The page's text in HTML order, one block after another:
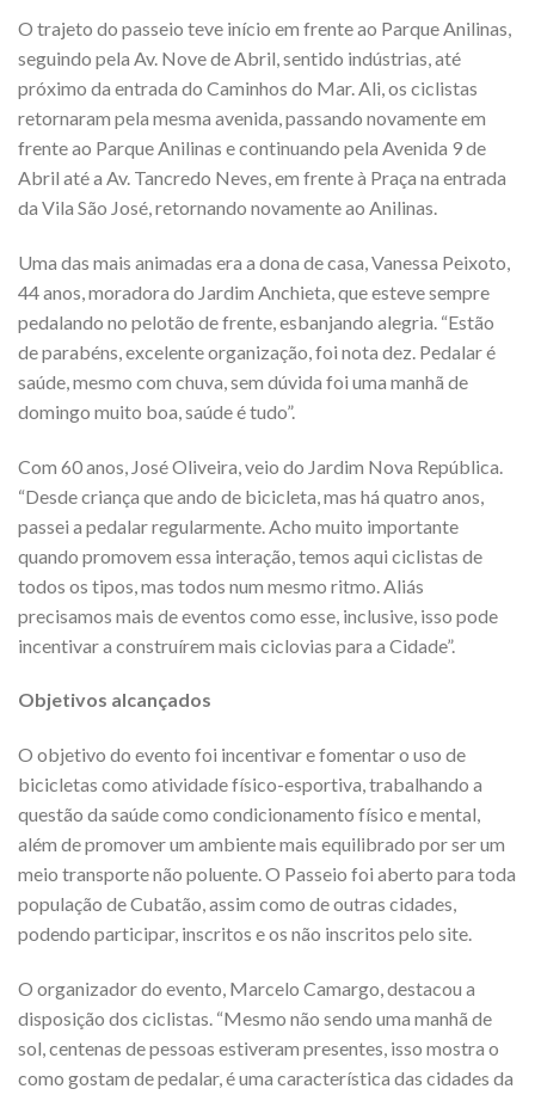
O trajeto do passeio teve início em frente ao Parque Anilinas,
seguindo pela Av. Nove de Abril, sentido indústrias, até
próximo da entrada do Caminhos do Mar. Ali, os ciclistas
retornaram pela mesma avenida, passando novamente em
frente ao Parque Anilinas e continuando pela Avenida 9 de
Abril até a Av. Tancredo Neves, em frente à Praça na entrada
da Vila São José, retornando novamente ao Anilinas.
Uma das mais animadas era a dona de casa, Vanessa Peixoto,
44 anos, moradora do Jardim Anchieta, que esteve sempre
pedalando no pelotão de frente, esbanjando alegria. “Estão
de parabéns, excelente organização, foi nota dez. Pedalar é
saúde, mesmo com chuva, sem dúvida foi uma manhã de
domingo muito boa, saúde é tudo”.
Com 60 anos, José Oliveira, veio do Jardim Nova República.
“Desde criança que ando de bicicleta, mas há quatro anos,
passei a pedalar regularmente. Acho muito importante
quando promovem essa interação, temos aqui ciclistas de
todos os tipos, mas todos num mesmo ritmo. Aliás
precisamos mais de eventos como esse, inclusive, isso pode
incentivar a construírem mais ciclovias para a Cidade”.
Objetivos alcançados
O objetivo do evento foi incentivar e fomentar o uso de
bicicletas como atividade físico-esportiva, trabalhando a
questão da saúde como condicionamento físico e mental,
além de promover um ambiente mais equilibrado por ser um
meio transporte não poluente. O Passeio foi aberto para toda
população de Cubatão, assim como de outras cidades,
podendo participar, inscritos e os não inscritos pelo site.
O organizador do evento, Marcelo Camargo, destacou a
disposição dos ciclistas. “Mesmo não sendo uma manhã de
sol, centenas de pessoas estiveram presentes, isso mostra o
como gostam de pedalar, é uma característica das cidades da